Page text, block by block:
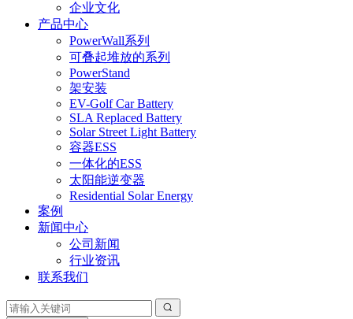
企业文化
产品中心
PowerWall系列
可叠起堆放的系列
PowerStand
架安装
EV-Golf Car Battery
SLA Replaced Battery
Solar Street Light Battery
容器ESS
一体化的ESS
太阳能逆变器
Residential Solar Energy
案例
新闻中心
公司新闻
行业资讯
联系我们